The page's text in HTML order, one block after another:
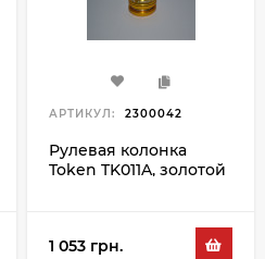
АРТИКУЛ: 2300042
Рулевая колонка
Token TK011A, золотой
1 053 грн.